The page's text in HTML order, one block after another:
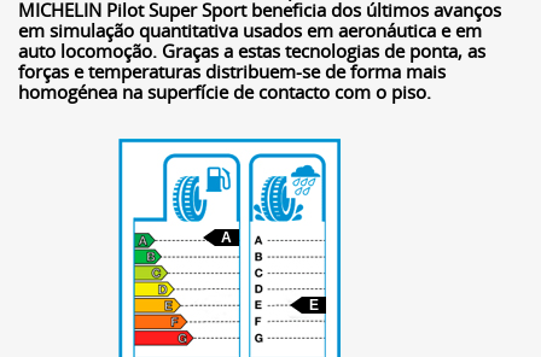
MICHELIN Pilot Super Sport beneficia dos últimos avanços
em simulação quantitativa usados em aeronáutica e em
auto locomoção. Graças a estas tecnologias de ponta, as
forças e temperaturas distribuem-se de forma mais
homogénea na superfície de contacto com o piso.
A
E